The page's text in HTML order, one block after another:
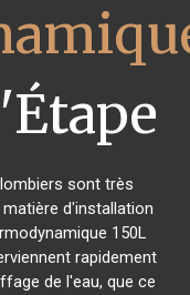
sont très
d'installation
150L
rapidement
de l'eau, que ce